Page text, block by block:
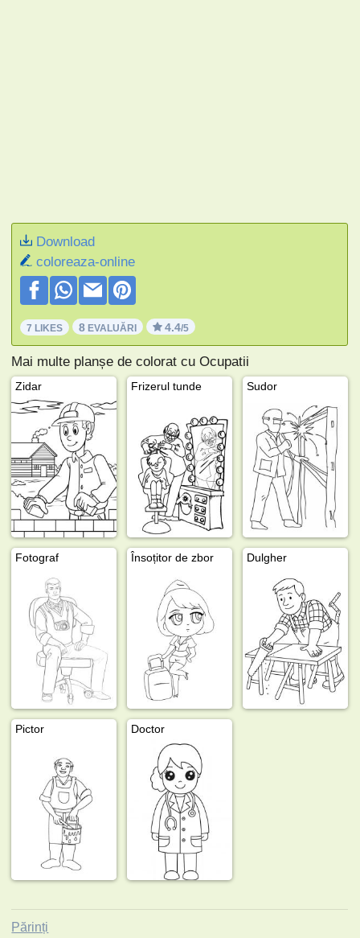
Download
coloreaza-online
7 LIKES 8 EVALUĂRI 4.4/5
Mai multe planșe de colorat cu Ocupatii
Zidar Frizerul tunde Sudor
Fotograf Însoțitor de zbor Dulgher
Pictor Doctor
Părinți